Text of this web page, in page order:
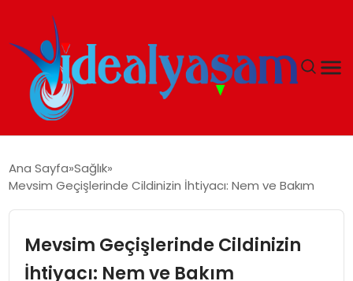
EKONOMI
İDEAL YAŞAM
Ana Sayfa Sağlık
Mevsim Geçişlerinde Cildinizin İhtiyacı: Nem ve Bakım
Mevsim Geçişlerinde Cildinizin
İhtiyacı: Nem ve Bakım